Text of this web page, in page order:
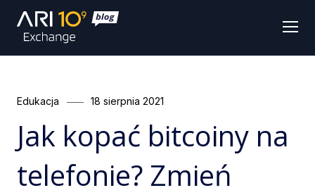
Categories
Edukacja
Posted
18 sierpnia 2021
Jak kopać bitcoiny na
telefonie? Zmień